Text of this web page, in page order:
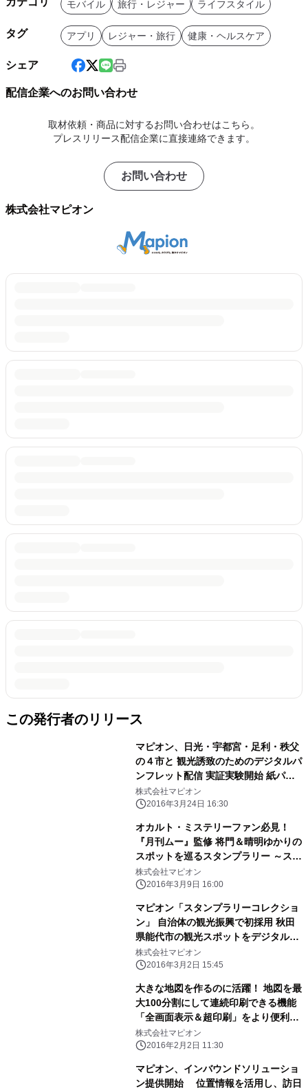
モバイル 旅行・レジャー ライフスタイル
タグ アプリ レジャー・旅行 健康・ヘルスケア
シェア
配信企業へのお問い合わせ
取材依頼・商品に対するお問い合わせはこちら。
プレスリリース配信企業に直接連絡できます。
お問い合わせ
株式会社マピオン
この発行者のリリース
マピオン、日光・宇都宮・足利・秩父
の４市と 観光誘致のためのデジタルパ
ンフレット配信 実証実験開始 紙パン
フレットをそのまま利用できる電子配
信ASPサービス
株式会社マピオン
2016年3月24日 16:30
オカルト・ミステリーファン必見！
『月刊ムー』監修 将門＆晴明ゆかりの
スポットを巡るスタンプラリー ～スマ
ホで誰でも参加できる「スタンプラリ
ーコレクション」から3月9日スタート
株式会社マピオン
2016年3月9日 16:00
マピオン「スタンプラリーコレクショ
ン」 自治体の観光振興で初採用 秋田
県能代市の観光スポットをデジタルス
タンプラリーで巡ろう ～ 位置情報を
活用した観光ソリューションで地方創
株式会社マピオン
2016年3月2日 15:45
大きな地図を作るのに活躍！ 地図を最
大100分割にして連続印刷できる機能
「全画面表示＆超印刷」をより便利に
リニューアル ～ Mac対応、用紙サイ
ズ・用紙向きの選択が可能に ～
株式会社マピオン
2016年2月2日 11:30
マピオン、インバウンドソリューショ
ン提供開始 位置情報を活用し、訪日